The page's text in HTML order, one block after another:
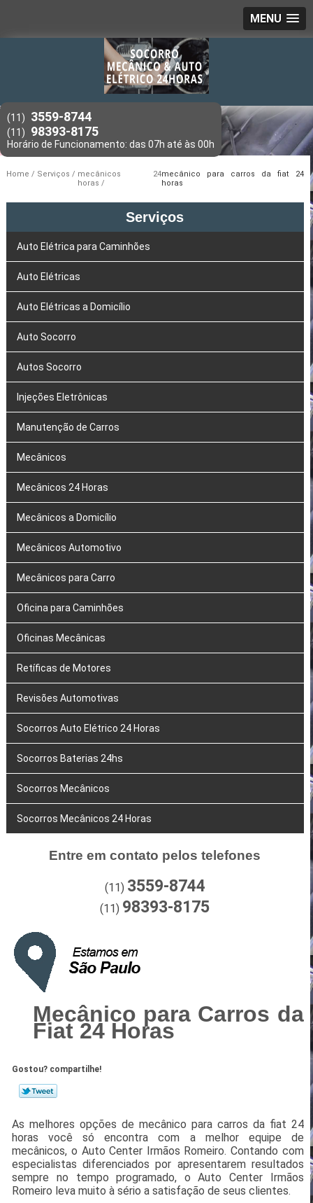
MENU
(11) 3559-8744
(11) 98393-8175
Home Serviços
mecânicos 24
horas
mecânico para carros da fiat 24
horas
Serviços
Auto Elétrica para Caminhões
Auto Elétricas
Auto Elétricas a Domicílio
Auto Socorro
Autos Socorro
Injeções Eletrônicas
Manutenção de Carros
Mecânicos
Mecânicos 24 Horas
Mecânicos a Domicílio
Mecânicos Automotivo
Mecânicos para Carro
Oficina para Caminhões
Oficinas Mecânicas
Retíficas de Motores
Revisões Automotivas
Socorros Auto Elétrico 24 Horas
Socorros Baterias 24hs
Socorros Mecânicos
Socorros Mecânicos 24 Horas
Entre em contato pelos telefones
(11) 3559-8744
(11) 98393-8175
Mecânico para Carros da
Fiat 24 Horas
Gostou? compartilhe!
As melhores opções de mecânico para carros da fiat 24
horas você só encontra com a melhor equipe de
mecânicos, o Auto Center Irmãos Romeiro. Contando com
especialistas diferenciados por apresentarem resultados
sempre no tempo programado, o Auto Center Irmãos
Romeiro leva muito à sério a satisfação de seus clientes.